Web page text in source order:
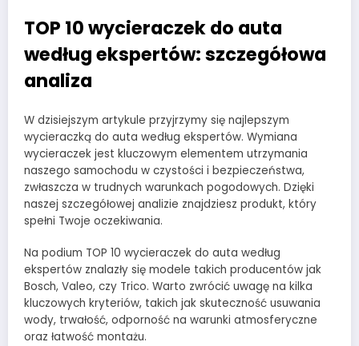
TOP 10 wycieraczek do auta
według ekspertów: szczegółowa
analiza
W dzisiejszym artykule przyjrzymy się najlepszym
wycieraczką do auta według ekspertów. Wymiana
wycieraczek jest kluczowym elementem utrzymania
naszego samochodu w czystości i bezpieczeństwa,
zwłaszcza w trudnych warunkach pogodowych. Dzięki
naszej szczegółowej analizie znajdziesz produkt, który
spełni Twoje oczekiwania.
Na podium TOP 10 wycieraczek do auta według
ekspertów znalazły się modele takich producentów jak
Bosch, Valeo, czy Trico. Warto zwrócić uwagę na kilka
kluczowych kryteriów, takich jak skuteczność usuwania
wody, trwałość, odporność na warunki atmosferyczne
oraz łatwość montażu.